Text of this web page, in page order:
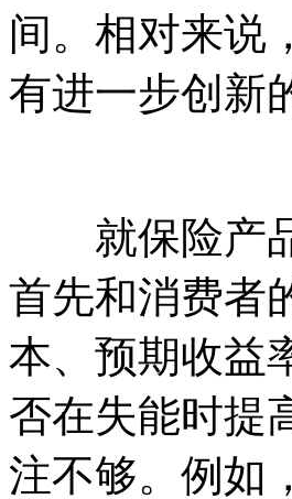
间。相对来说
有进一步创新
就保险产品
首先和消费者
本、预期收益
否在失能时提
注不够。例如